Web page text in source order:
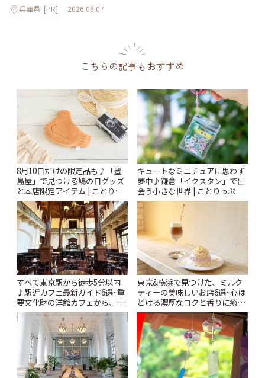
兵庫県 [PR] 2026.08.07
こちらの記事もおすすめ
8月10日だけの限定品も♪「豊
島屋」で見つける鳩の日グッズ
と本店限定アイテム | ことりっ
ぷ
キュートなミニチュアに思わず
夢中♪鎌倉「イクスタン」で出
会う小さな世界 | ことりっぷ
すべて東京駅から徒歩5分以内
♪駅近カフェ最新ガイド6選~重
要文化財の洋館カフェから、改
札すぐのレトロ喫茶まで~ | こと
りっぷ
東京&横浜で見つけた、ミルク
ティーの美味しいお店6選~心ほ
どける濃厚なコクと香りに癒や
されるティータイム~ | ことりっ
ぷ